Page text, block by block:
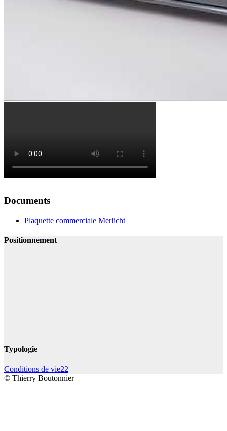
Documents
Plaquette commerciale Merlicht
Positionnement
Typologie
Conditions de vie22
© Thierry Boutonnier